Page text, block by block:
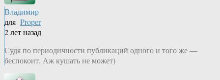
Владимир
для Proper
2 лет назад
Судя по периодичности публикаций одного и того же —
беспокоит. Аж кушать не может)